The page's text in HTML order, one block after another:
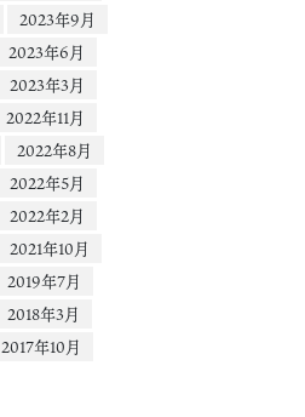
2023年9月
2023年6月
2023年3月
2022年11月
2022年8月
2022年5月
2022年2月
2021年10月
2019年7月
2018年3月
2017年10月